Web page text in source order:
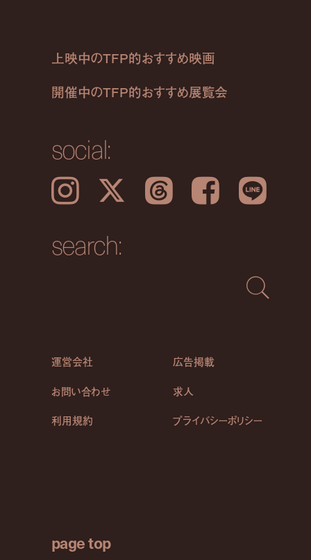
上映中のTFP的おすすめ映画
開催中のTFP的おすすめ展覧会
social:
Instagram 𝕏 Threads Facebook LINE
search:
運営会社
広告掲載
お問い合わせ
求人
利用規約 プライバシーポリシー
page top